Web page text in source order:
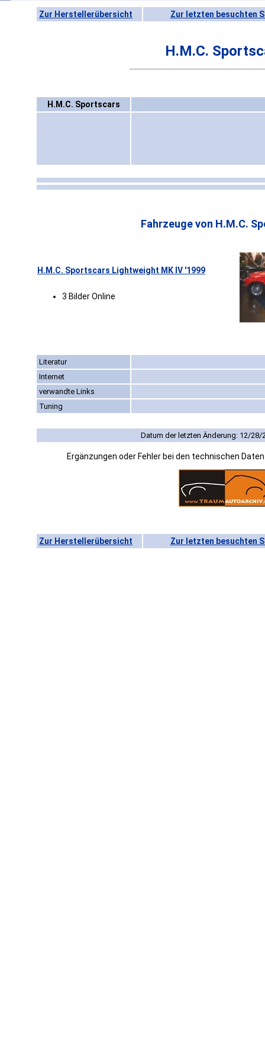
Zur Herstellerübersicht Zur letzten besuchten
H.M.C.
H.M.C. Sportscars
Fahrzeuge von H.M.C.
H.M.C. Sportscars Lightweight MK IV '1999
3 Bilder Online
Literatur
Internet
verwandte Links
Tuning
Datum der letzten Änderung: 12/28/
Ergänzungen oder Fehler bei den technischen
Zur Herstellerübersicht Zur letzten besuchten